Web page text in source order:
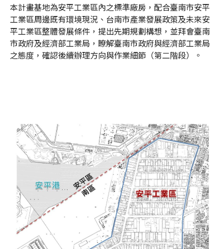
本計畫基地為安平工業區內之標準廠房，配合臺南市安平
工業區周邊既有環境現況、台南市產業發展政策及未來安
平工業區整體發展條件，提出先期規劃構想，並拜會臺南
市政府及經濟部工業局，瞭解臺南市政府與經濟部工業局
之態度，確認後續辦理方向與作業細節（第二階段）。